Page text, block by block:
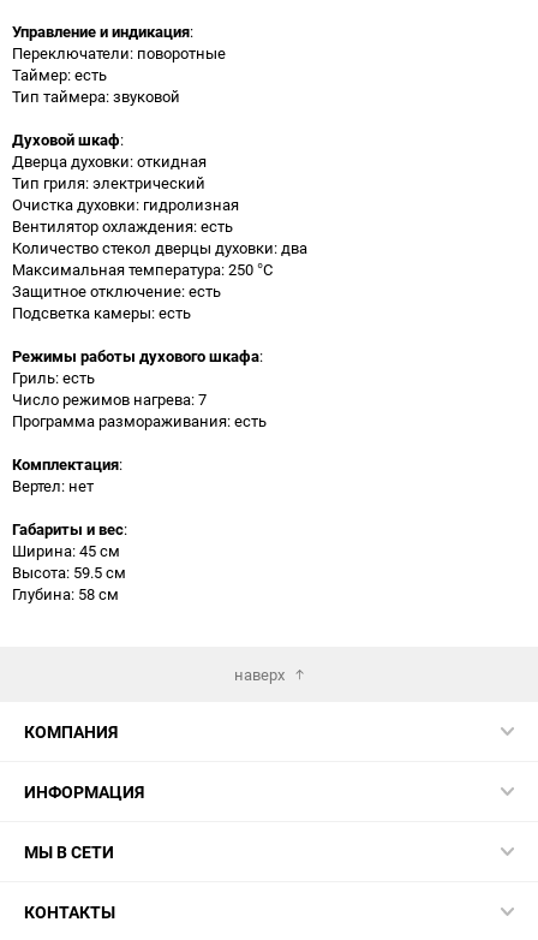
Управление и индикация:
Переключатели: поворотные
Таймер: есть
Тип таймера: звуковой
Духовой шкаф:
Дверца духовки: откидная
Тип гриля: электрический
Очистка духовки: гидролизная
Вентилятор охлаждения: есть
Количество стекол дверцы духовки: два
Максимальная температура: 250 °C
Защитное отключение: есть
Подсветка камеры: есть
Режимы работы духового шкафа:
Гриль: есть
Число режимов нагрева: 7
Программа размораживания: есть
Комплектация:
Вертел: нет
Габариты и вес:
Ширина: 45 см
Высота: 59.5 см
Глубина: 58 см
наверх
КОМПАНИЯ
ИНФОРМАЦИЯ
МЫ В СЕТИ
КОНТАКТЫ